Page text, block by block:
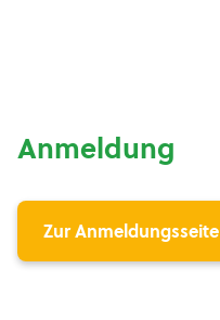
Anmeldung
Zur Anmeldungsseite